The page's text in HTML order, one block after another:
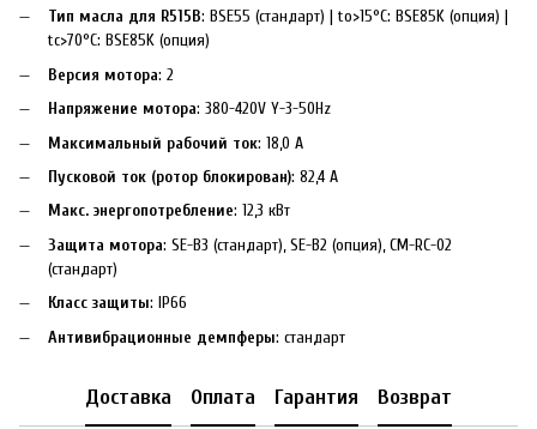
Тип масла для R515B: BSE55 (стандарт) | to>15°C: BSE85K (опция) |
tc>70°C: BSE85K (опция)
Версия мотора: 2
Напряжение мотора: 380-420V Y-3-50Hz
Максимальный рабочий ток: 18,0 A
Пусковой ток (ротор блокирован): 82,4 A
Макс. энергопотребление: 12,3 кВт
Защита мотора: SE-B3 (стандарт), SE-B2 (опция), CM-RC-02
(стандарт)
Класс защиты: IP66
Антивибрационные демпферы: стандарт
Доставка Оплата Гарантия Возврат